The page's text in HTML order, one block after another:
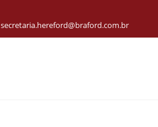
secretaria.hereford@braford.com.br